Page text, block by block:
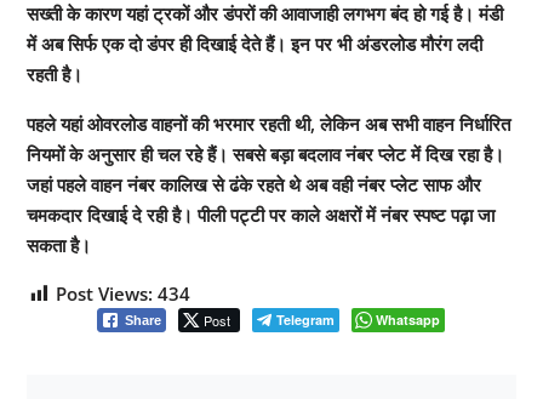
सख्ती के कारण यहां ट्रकों और डंपरों की आवाजाही लगभग बंद हो गई है। मंडी
में अब सिर्फ एक दो डंपर ही दिखाई देते हैं। इन पर भी अंडरलोड मौरंग लदी
रहती है।
पहले यहां ओवरलोड वाहनों की भरमार रहती थी, लेकिन अब सभी वाहन निर्धारित
नियमों के अनुसार ही चल रहे हैं। सबसे बड़ा बदलाव नंबर प्लेट में दिख रहा है।
जहां पहले वाहन नंबर कालिख से ढंके रहते थे अब वही नंबर प्लेट साफ और
चमकदार दिखाई दे रही है। पीली पट्टी पर काले अक्षरों में नंबर स्पष्ट पढ़ा जा
सकता है।
Post Views: 434
Share Post Telegram Whatsapp